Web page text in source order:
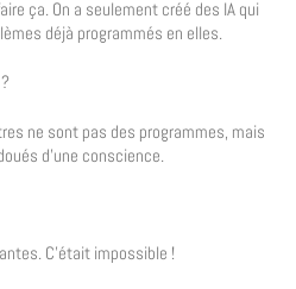
ça. On a seulement créé des IA qui
déjà programmés en elles.
ne sont pas des programmes, mais
d’une conscience.
C’était impossible !